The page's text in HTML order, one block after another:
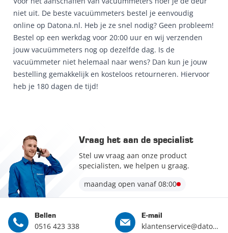
niet uit. De beste vacuümmeters bestel je eenvoudig
online op Datona.nl. Heb je ze snel nodig? Geen probleem!
Bestel op een werkdag voor 20:00 uur en wij verzenden
jouw vacuümmeters nog op dezelfde dag. Is de
vacuümmeter niet helemaal naar wens? Dan kun je jouw
bestelling gemakkelijk en kosteloos retourneren. Hiervoor
heb je 180 dagen de tijd!
Vraag het aan de specialist
Stel uw vraag aan onze product
specialisten, we helpen u graag.
maandag open vanaf 08:00
Bellen
0516 423 338
E-mail
klantenservice@datona.nl